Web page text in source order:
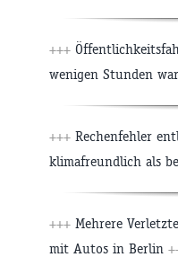
+++
wenigen Stunden
+++ Rechenfehler
klimafreundlich als
+++ Mehrere
mit Autos in Berlin